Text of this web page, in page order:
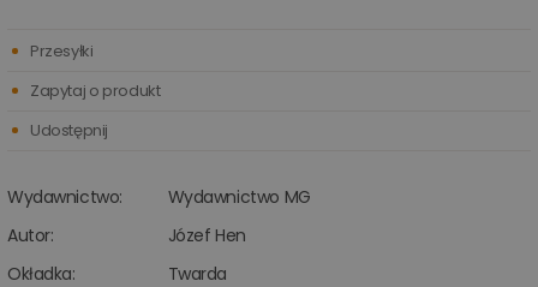
Wydawnictwo:
Wydawnictwo MG
Autor:
Józef Hen
Okładka:
Twarda
Przesyłki
Zapytaj o produkt
Udostępnij